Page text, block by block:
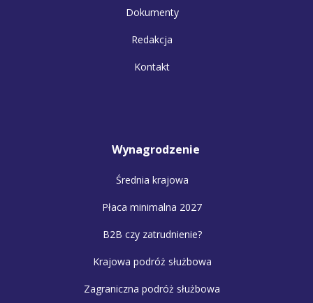
Dokumenty
Redakcja
Kontakt
Wynagrodzenie
Średnia krajowa
Płaca minimalna 2027
B2B czy zatrudnienie?
Krajowa podróż służbowa
Zagraniczna podróż służbowa